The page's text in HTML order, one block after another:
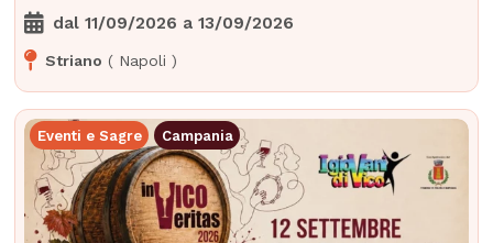
dal11/09/2026 a 13/09/2026
Striano ( Napoli )
Eventi e Sagre Campania